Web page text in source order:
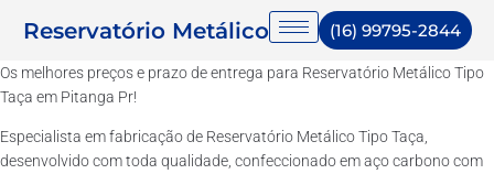
Reservatório Metálico (16) 99795-2844
Os melhores preços e prazo de entrega para Reservatório Metálico Tipo
Taça em Pitanga Pr!
Especialista em fabricação de Reservatório Metálico Tipo Taça,
desenvolvido com toda qualidade, confeccionado em aço carbono com